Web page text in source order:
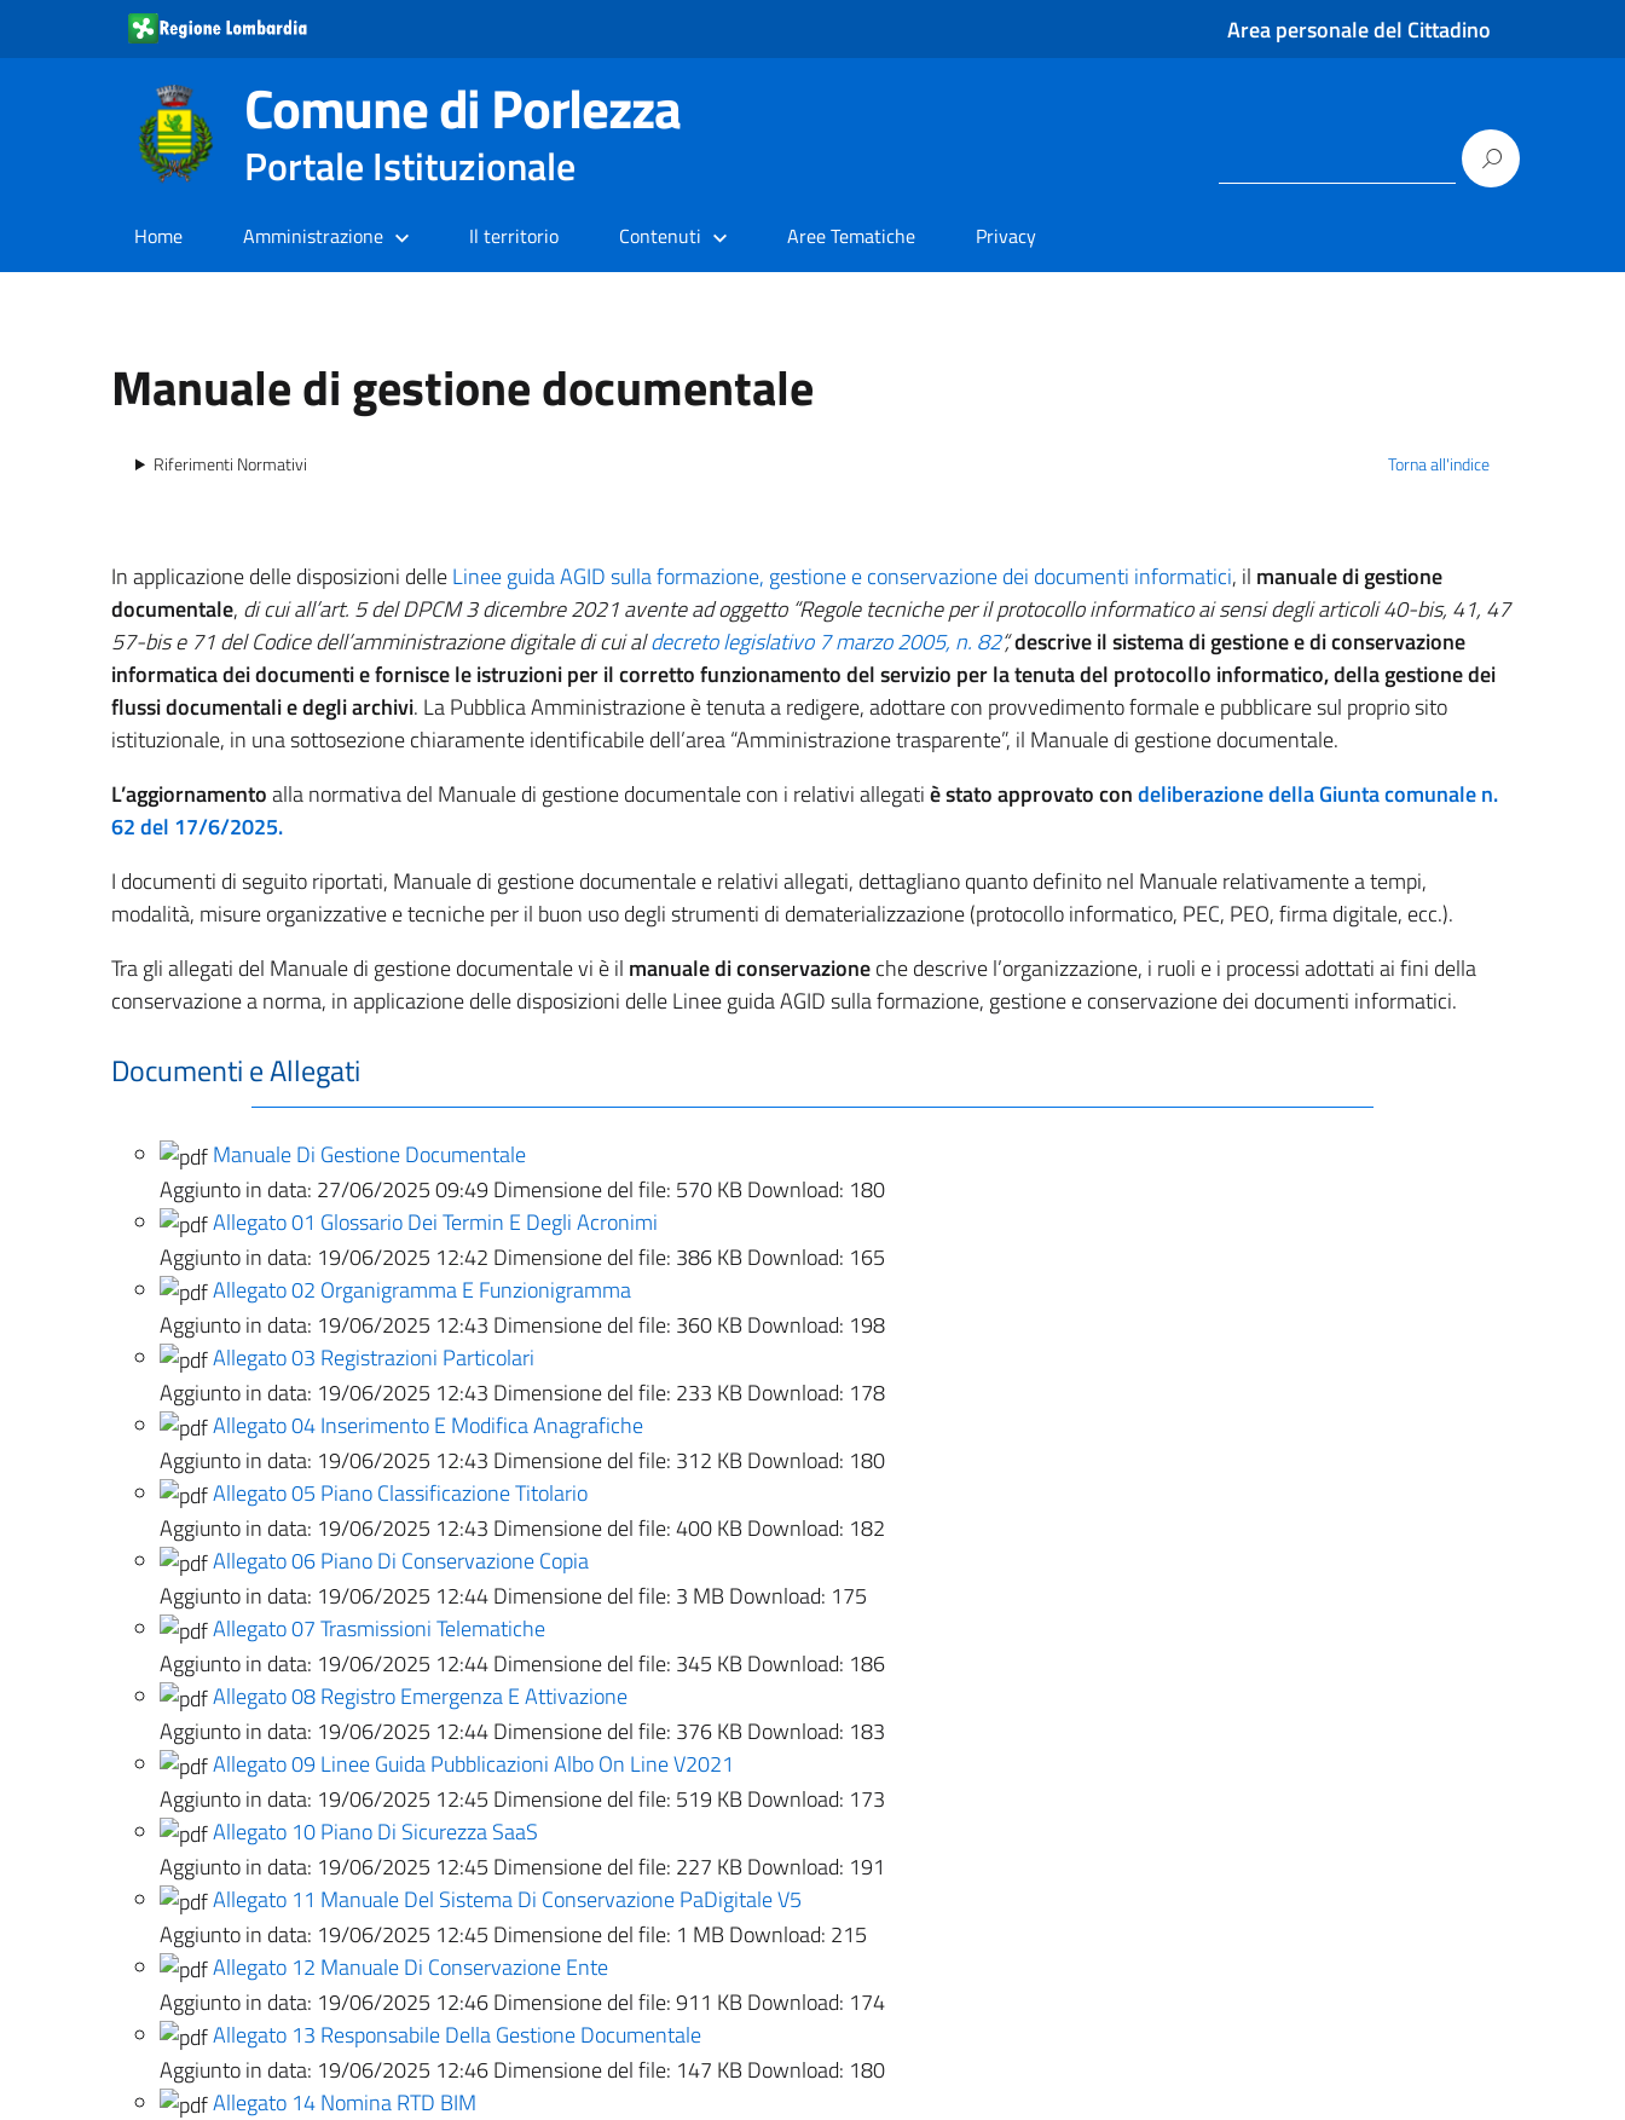
Area personale del Cittadino
Comune di Porlezza
Portale Istituzionale
Home Amministrazione Il territorio Contenuti Aree Tematiche Privacy
Manuale di gestione documentale
Torna all'indice
Riferimenti Normativi
In applicazione delle disposizioni delleLinee guida AGID sulla formazione, gestione e conservazione dei documenti informatici, il manuale di gestione
documentale, di cui all’art. 5 del DPCM 3 dicembre 2021 avente ad oggetto “Regole tecniche per il protocollo informatico ai sensi degli articoli 40-bis, 41, 47
57-bis e 71 del Codice dell’amministrazione digitale di cui aldecreto legislativo 7 marzo 2005, n. 82“,descrive il sistema di gestione e di conservazione
informatica dei documenti e fornisce le istruzioni per il corretto funzionamento del servizio per la tenuta del protocollo informatico, della gestione dei
flussi documentali e degli archivi. La Pubblica Amministrazione è tenuta a redigere, adottare con provvedimento formale e pubblicare sul proprio sito
istituzionale, in una sottosezione chiaramente identificabile dell’area “Amministrazione trasparente”, il Manuale di gestione documentale.
L’aggiornamentoalla normativa del Manuale di gestione documentale con i relativi allegatiè statoapprovato condeliberazione della Giunta comunale n.
62 del 17/6/2025.
I documenti di seguito riportati, Manuale di gestione documentale e relativi allegati, dettagliano quanto definito nel Manuale relativamente a tempi,
modalità, misure organizzative e tecniche per il buon uso degli strumenti di dematerializzazione (protocollo informatico, PEC, PEO, firma digitale, ecc.).
Tra gli allegati del Manuale di gestione documentale vi è il manuale di conservazioneche descrive l’organizzazione, i ruoli e i processi adottati ai fini della
conservazione a norma, in applicazione delle disposizioni delle Linee guida AGID sulla formazione, gestione e conservazione dei documenti informatici.
Documenti e Allegati
Manuale Di Gestione Documentale
Aggiunto in data: 27/06/2025 09:49 Dimensione del file: 570 KB Download: 180
Allegato 01 Glossario Dei Termin E Degli Acronimi
Aggiunto in data: 19/06/2025 12:42 Dimensione del file: 386 KB Download: 165
Allegato 02 Organigramma E Funzionigramma
Aggiunto in data: 19/06/2025 12:43 Dimensione del file: 360 KB Download: 198
Allegato 03 Registrazioni Particolari
Aggiunto in data: 19/06/2025 12:43 Dimensione del file: 233 KB Download: 178
Allegato 04 Inserimento E Modifica Anagrafiche
Aggiunto in data: 19/06/2025 12:43 Dimensione del file: 312 KB Download: 180
Allegato 05 Piano Classificazione Titolario
Aggiunto in data: 19/06/2025 12:43 Dimensione del file:400 KB Download: 182
Allegato 06 Piano Di Conservazione Copia
Aggiunto in data: 19/06/2025 12:44Dimensione del file: 3 MB Download: 175
Allegato 07 Trasmissioni Telematiche
Aggiunto in data: 19/06/2025 12:44Dimensione del file: 345 KB Download: 186
Allegato 08 Registro Emergenza E Attivazione
Aggiunto in data: 19/06/2025 12:44Dimensione del file: 376 KB Download: 183
Allegato 09 Linee Guida Pubblicazioni Albo On Line V2021
Aggiunto in data: 19/06/2025 12:45 Dimensione del file: 519 KB Download: 173
Allegato 10 Piano Di Sicurezza SaaS
Aggiunto in data: 19/06/2025 12:45 Dimensione del file: 227 KB Download: 191
Allegato 11 Manuale Del Sistema Di Conservazione PaDigitale V5
Aggiunto in data: 19/06/2025 12:45 Dimensione del file: 1 MB Download: 215
Allegato 12 Manuale Di Conservazione Ente
Aggiunto in data: 19/06/2025 12:46Dimensione del file:911 KB Download: 174
Allegato 13 Responsabile Della Gestione Documentale
Aggiunto in data: 19/06/2025 12:46Dimensione del file: 147 KB Download: 180
Allegato 14 Nomina RTD BIM